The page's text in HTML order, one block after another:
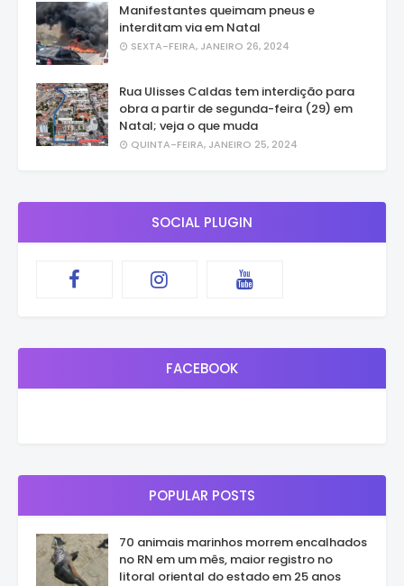
Manifestantes queimam pneus e
interditam via em Natal
SEXTA-FEIRA, JANEIRO 26, 2024
Rua Ulisses Caldas tem interdição para
obra a partir de segunda-feira (29) em
Natal; veja o que muda
QUINTA-FEIRA, JANEIRO 25, 2024
SOCIAL PLUGIN
FACEBOOK
POPULAR POSTS
70 animais marinhos morrem encalhados
no RN em um mês, maior registro no
litoral oriental do estado em 25 anos